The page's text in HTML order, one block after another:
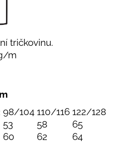
tričkovinu.
m
98/104 110/116 122/128
53 58
65
60 62
64